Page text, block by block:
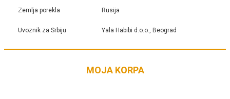
Zemlja porekla Rusija
Uvoznik za Srbiju Yala Habibi d.o.o., Beograd
MOJA KORPA